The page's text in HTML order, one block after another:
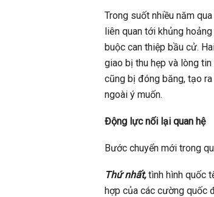
Trong suốt nhiều năm
liên quan tới khủng
buộc can thiệp bầu cử.
giao bị thu hẹp và lòng
cũng bị đóng băng, tạo
ngoài ý muốn.
Động lực nối lại quan hệ
Bước chuyển mới trong
Thứ nhất,tình hình quốc
hợp của các cường quốc